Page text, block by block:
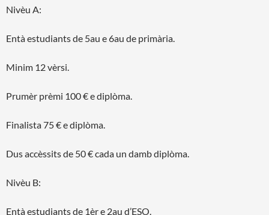
Nivèu A:
Entà estudiants de 5au e 6au de primària.
Minim 12 vèrsi.
Prumèr prèmi 100 € e diplòma.
Finalista 75 € e diplòma.
Dus accèssits de 50 € cada un damb diplòma.
Nivèu B:
Entà estudiants de 1èr e 2au d’ESO.